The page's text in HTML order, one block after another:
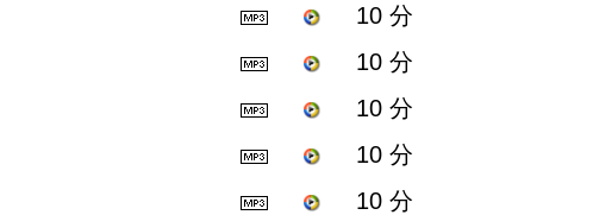
10 分
10 分
10 分
10 分
10 分